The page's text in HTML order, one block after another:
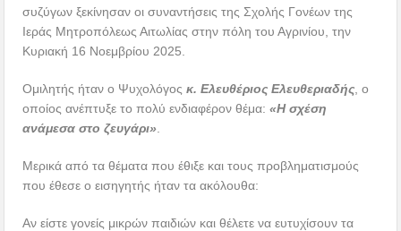
συζύγων ξεκίνησαν οι συναντήσεις της Σχολής Γονέων της
Ιεράς Μητροπόλεως Αιτωλίας στην πόλη του Αγρινίου, την
Κυριακή 16 Νοεμβρίου 2025.
Ομιλητής ήταν ο Ψυχολόγοςκ. Ελευθέριος Ελευθεριαδής , ο
οποίος ανέπτυξε το πολύ ενδιαφέρον θέμα:«Η σχέση
ανάμεσα στο ζευγάρι»
Μερικά από τα θέματα που έθιξε και τους προβληματισμούς
που έθεσε ο εισηγητής ήταν τα ακόλουθα:
Αν είστε γονείς μικρών παιδιών και θέλετε να ευτυχίσουν τα